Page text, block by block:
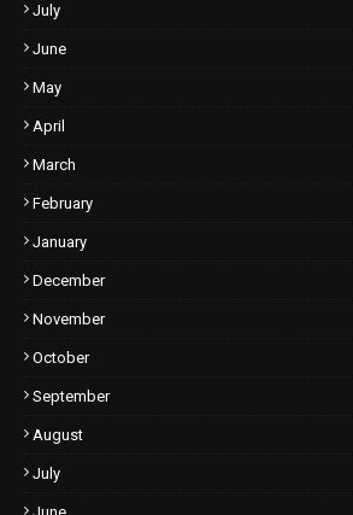
July
June
May
April
March
February
January
December
November
October
September
August
July